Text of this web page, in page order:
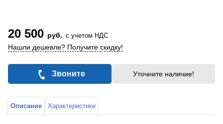
20 500 руб. с учетом НДС
Нашли дешевле? Получите скидку!
Звоните Уточните наличие!
Описание Характеристики